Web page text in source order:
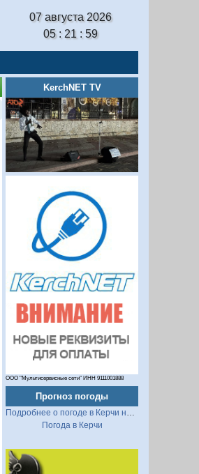
07 августа 2026
05 : 21 : 59
KerchNET TV
ООО "Мультисервисные сети" ИНН 9111001888
Прогноз погоды
Подробнее о погоде в Керчи на 2 недели
Погода в Керчи